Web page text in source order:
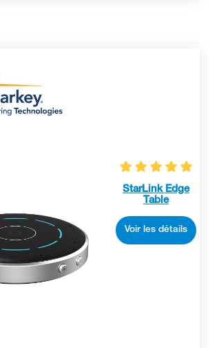
StarLink Edge
Table
Voir les détails